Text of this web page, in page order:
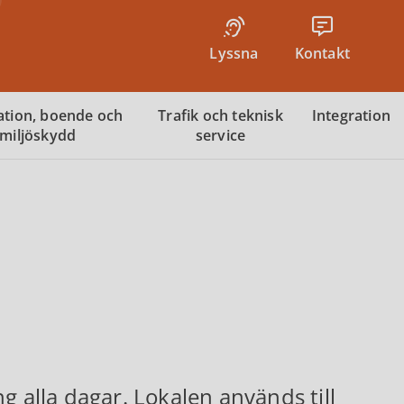
Lyssna Kontakt
boende och
miljöskydd
Trafik och teknisk
service
Integration
alla dagar. Lokalen används till